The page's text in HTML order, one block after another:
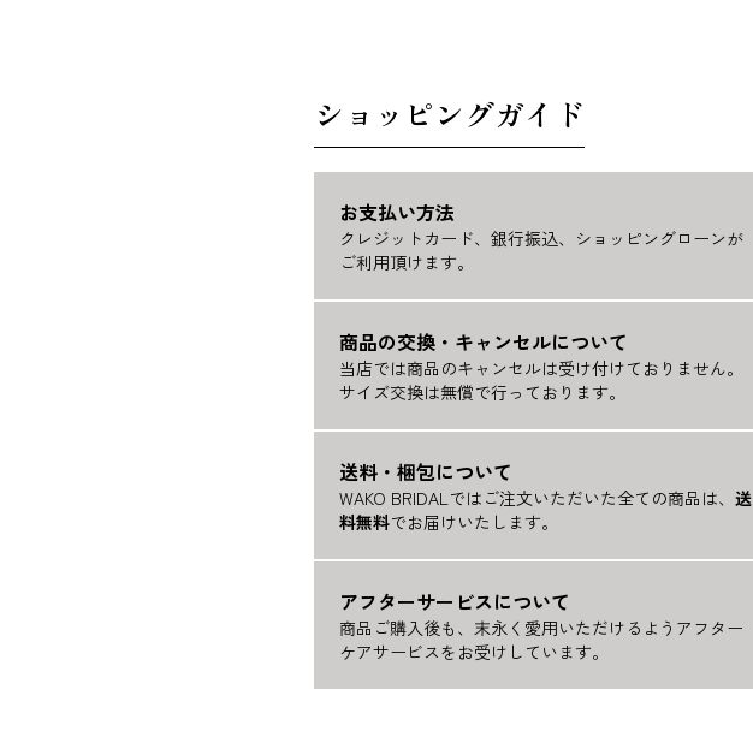
ショッピングガイド
お支払い方法
クレジットカード、銀行振込、ショッピングローンが
ご利用頂けます。
商品の交換・キャンセルについて
当店では商品のキャンセルは受け付けておりません。
サイズ交換は無償で行っております。
送料・梱包について
WAKO BRIDALではご注文いただいた全ての商品は、送
料無料でお届けいたします。
アフターサービスについて
商品ご購入後も、末永く愛用いただけるようアフター
ケアサービスをお受けしています。